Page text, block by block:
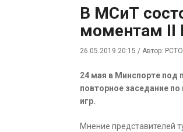
В МСиТ
моментам II
26.05.2019 20:15 / Автор: РСТО
24 мая в Минспорте под
повторное заседание
игр.
Мнение представителей